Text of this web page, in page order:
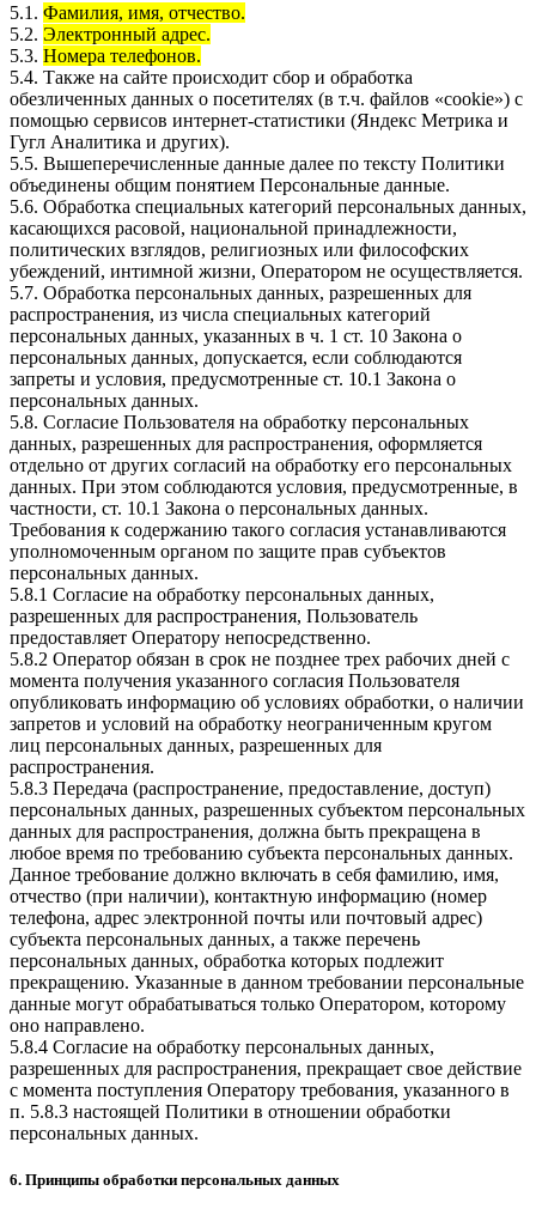
5.1. Фамилия, имя, отчество.
5.2. Электронный адрес.
5.3. Номера телефонов.
5.4. Также на сайте происходит сбор и обработка
обезличенных данных о посетителях (в т.ч. файлов «cookie») с
помощью сервисов интернет-статистики (Яндекс Метрика и
Гугл Аналитика и других).
5.5. Вышеперечисленные данные далее по тексту Политики
объединены общим понятием Персональные данные.
5.6. Обработка специальных категорий персональных данных,
касающихся расовой, национальной принадлежности,
политических взглядов, религиозных или философских
убеждений, интимной жизни, Оператором не осуществляется.
5.7. Обработка персональных данных, разрешенных для
распространения, из числа специальных категорий
персональных данных, указанных в ч. 1 ст. 10 Закона о
персональных данных, допускается, если соблюдаются
запреты и условия, предусмотренные ст. 10.1 Закона о
персональных данных.
5.8. Согласие Пользователя на обработку персональных
данных, разрешенных для распространения, оформляется
отдельно от других согласий на обработку его персональных
данных. При этом соблюдаются условия, предусмотренные, в
частности, ст. 10.1 Закона о персональных данных.
Требования к содержанию такого согласия устанавливаются
уполномоченным органом по защите прав субъектов
персональных данных.
5.8.1 Согласие на обработку персональных данных,
разрешенных для распространения, Пользователь
предоставляет Оператору непосредственно.
5.8.2 Оператор обязан в срок не позднее трех рабочих дней с
момента получения указанного согласия Пользователя
опубликовать информацию об условиях обработки, о наличии
запретов и условий на обработку неограниченным кругом
лиц персональных данных, разрешенных для
распространения.
5.8.3 Передача (распространение, предоставление, доступ)
персональных данных, разрешенных субъектом персональных
данных для распространения, должна быть прекращена в
любое время по требованию субъекта персональных данных.
Данное требование должно включать в себя фамилию, имя,
отчество (при наличии), контактную информацию (номер
телефона, адрес электронной почты или почтовый адрес)
субъекта персональных данных, а также перечень
персональных данных, обработка которых подлежит
прекращению. Указанные в данном требовании персональные
данные могут обрабатываться только Оператором, которому
оно направлено.
5.8.4 Согласие на обработку персональных данных,
разрешенных для распространения, прекращает свое действие
с момента поступления Оператору требования, указанного в
п. 5.8.3 настоящей Политики в отношении обработки
персональных данных.
6. Принципы обработки персональных данных